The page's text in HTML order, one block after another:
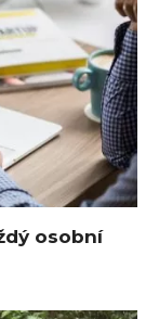
osobní